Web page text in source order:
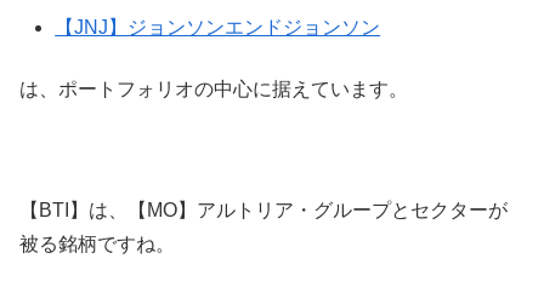
【JNJ】ジョンソンエンドジョンソン
は、ポートフォリオの中心に据えています。
【BTI】は、【MO】アルトリア・グループとセクターが
被る銘柄ですね。